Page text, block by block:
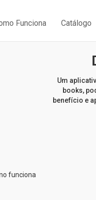
Funciona Catálogo
Um
books,
benefício e